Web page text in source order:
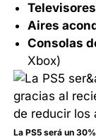
Televisores
Aires
Consolas
Xbox)
La PS5 será un